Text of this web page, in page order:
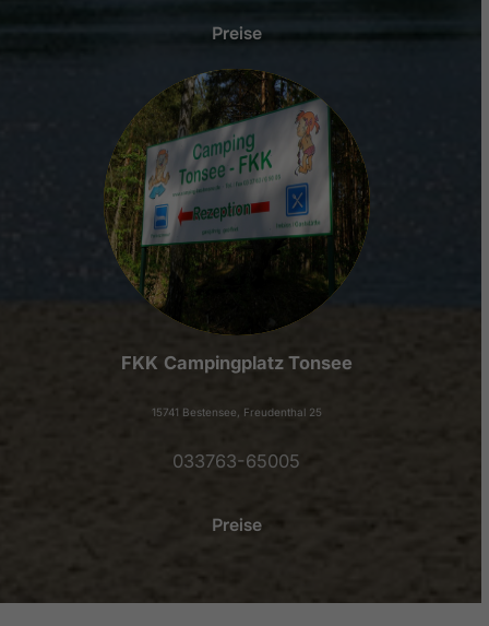
Preise
FKK Campingplatz Tonsee
15741 Bestensee, Freudenthal 25
033763-65005
Preise